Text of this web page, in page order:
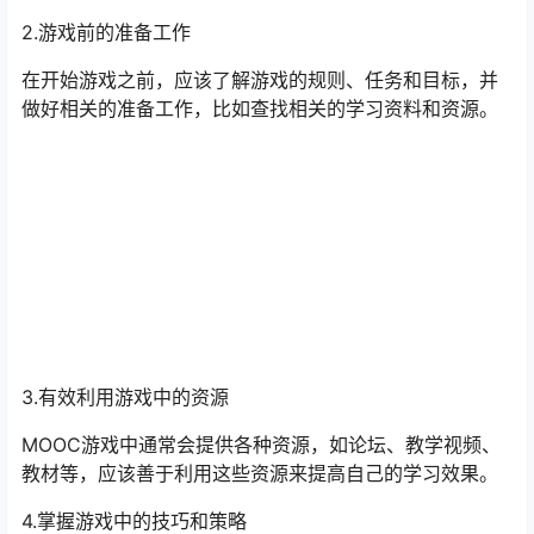
2.游戏前的准备工作
在开始游戏之前，应该了解游戏的规则、任务和目标，并
做好相关的准备工作，比如查找相关的学习资料和资源。
3.有效利用游戏中的资源
MOOC游戏中通常会提供各种资源，如论坛、教学视频、
教材等，应该善于利用这些资源来提高自己的学习效果。
4.掌握游戏中的技巧和策略